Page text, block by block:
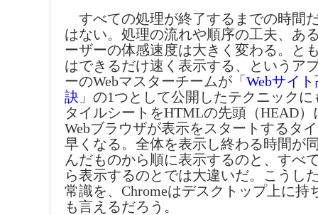
すべての処理が終了するまでの時間
はない。処理の流れや順序の工夫、あ
ーザーの体感速度は大きく変わる。と
はできるだけ速く表示する、というア
ーのWebマスターチームが「 Webサイ
訣 」の1つとして公開したテクニック
タイルシートをHTMLの先頭（HEAD
Webブラウザが表示をスタートするタ
早くなる。全体を表示し終わる時間が
んだものから順に表示するのと、すべ
ら表示するのとでは大違いだ。こうし
常識を、Chromeはデスクトップ上に持
も言えるだろう。